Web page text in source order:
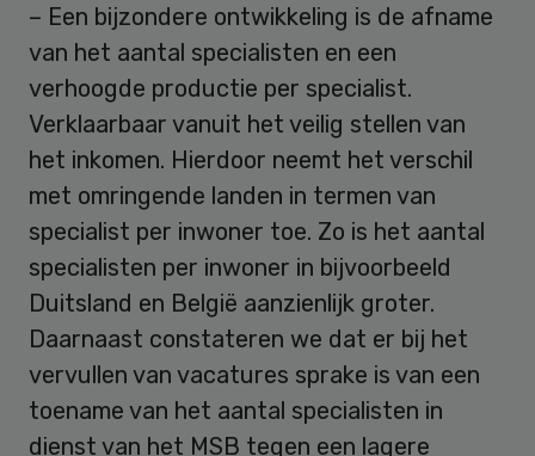
– Een bijzondere ontwikkeling is de afname
van het aantal specialisten en een
verhoogde productie per specialist.
Verklaarbaar vanuit het veilig stellen van
het inkomen. Hierdoor neemt het verschil
met omringende landen in termen van
specialist per inwoner toe. Zo is het aantal
specialisten per inwoner in bijvoorbeeld
Duitsland en België aanzienlijk groter.
Daarnaast constateren we dat er bij het
vervullen van vacatures sprake is van een
toename van het aantal specialisten in
dienst van het MSB tegen een lagere